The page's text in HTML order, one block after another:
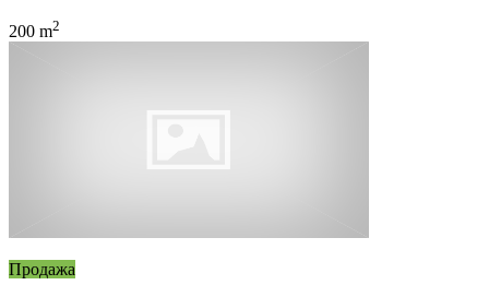
200 m2
Продажа